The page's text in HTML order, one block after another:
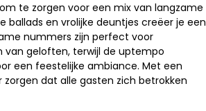
te zorgen voor een mix van langzame
en vrolijke deuntjes creëer je een
nummers zijn perfect voor
geloften, terwijl de uptempo
een feestelijke ambiance. Met een
dat alle gasten zich betrokken